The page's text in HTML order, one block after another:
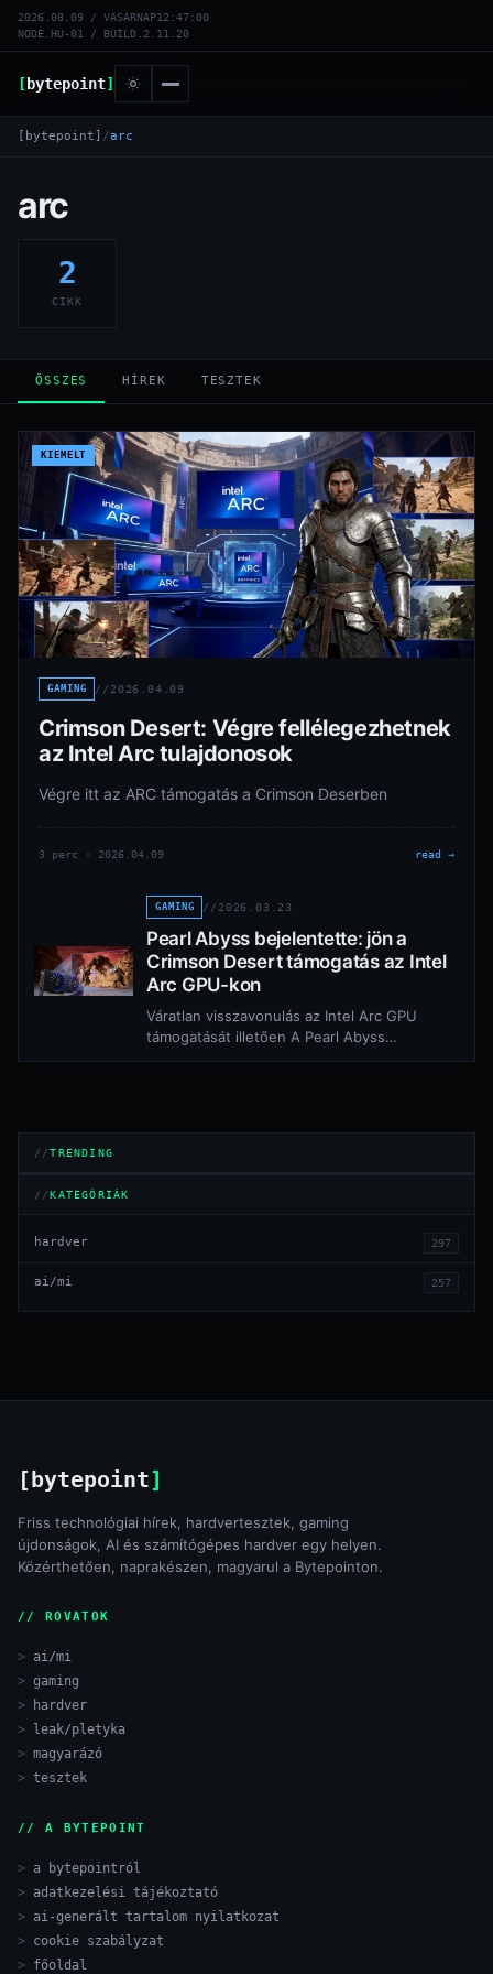
2026.08.09 / VASÁRNAP12:47:00
NODE.HU-01 / BUILD.2.11.20
[bytepoint]
[bytepoint] /arc
arc
2
CIKK
ÖSSZES HÍREK TESZTEK
KIEMELT
GAMING // 2026.04.09
Crimson Desert: Végre fellélegezhetnek
az Intel Arc tulajdonosok
Végre itt az ARC támogatás a Crimson Deserben
3 perc · 2026.04.09 read →
GAMING // 2026.03.23
Pearl Abyss bejelentette: jön a
Crimson Desert támogatás az Intel
Arc GPU-kon
Váratlan visszavonulás az Intel Arc GPU
támogatását illetően A Pearl Abyss
TRENDING
KATEGÓRIÁK
hardver 297
ai/mi 257
[bytepoint]
Friss technológiai hírek, hardvertesztek, gaming
újdonságok, AI és számítógépes hardver egy helyen.
Közérthetően, naprakészen, magyarul a Bytepointon.
// ROVATOK
ai/mi
gaming
hardver
leak/pletyka
magyarázó
tesztek
// A BYTEPOINT
a bytepointról
adatkezelési tájékoztató
ai-generált tartalom nyilatkozat
cookie szabályzat
főoldal